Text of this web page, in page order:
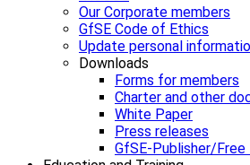
Our Corporate members
GfSE Code of Ethics
Update personal
Downloads
Forms for members
Charter and other
White Paper
Press releases
GfSE-Publisher/Free